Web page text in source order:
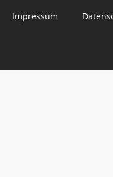
Impressum